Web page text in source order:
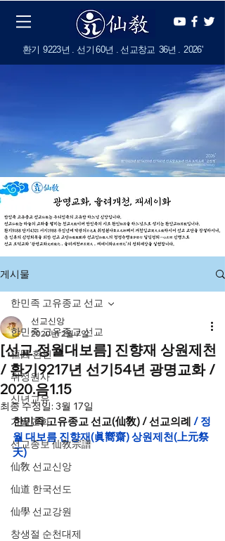
​환기 9223년 . 선기 60년 . 선교창교 36년 . 2026'
게시물
한민족 고유종교 선교
桓因 환인
취정원사
신년교유
가을교화
선교종보 仙敎宗譜
仙敎 선교신앙
仙道 한국선도
仙學 선교강원
창생절 순천대제
한민족 고유종교 선교
[선교 정월대보름] 진향재 상원제천
/ 환기9217년 선기54년 광명교화 /
2020.음1.15
선교신앙
2020년 2월 7일
최종 수정일: 3월 17일
한민족 고유종교 선교(仙敎) / 선교의례 / 정
월 대보름 진향재(眞嚮齋) 상원제천(上元祭
天)